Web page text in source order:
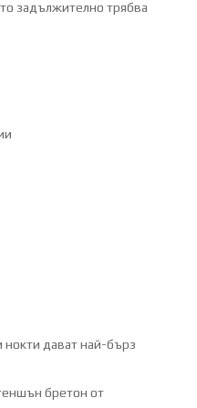
задължително трябва
нокти дават най-бърз
бретон от